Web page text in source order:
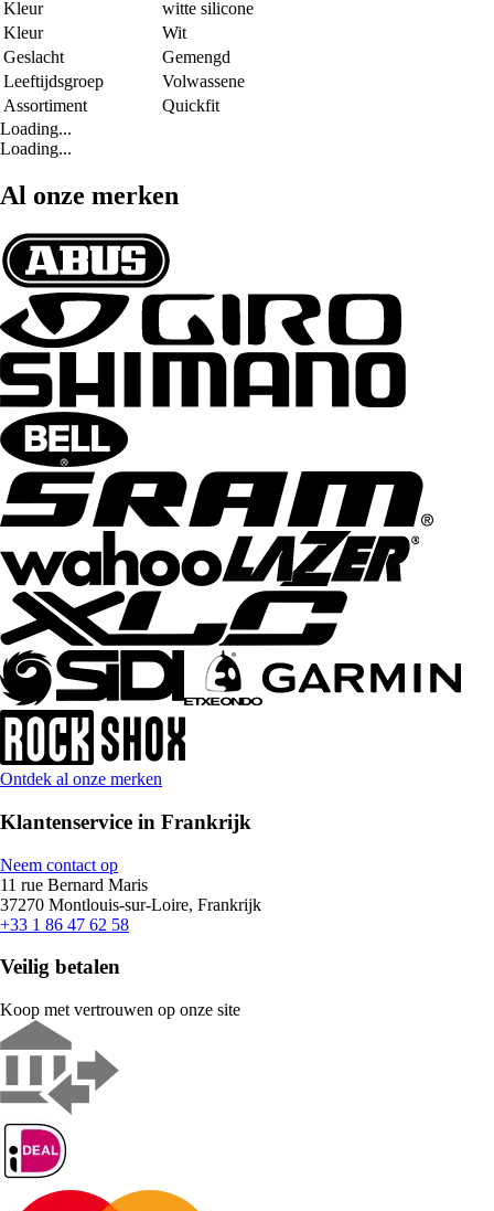
Kleur
witte silicone
Kleur
Wit
Geslacht
Gemengd
Leeftijdsgroep
Volwassene
Assortiment
Quickfit
Loading...
Loading...
Al onze merken
Ontdek al onze merken
Klantenservice in Frankrijk
Neem contact op
11 rue Bernard Maris
37270 Montlouis-sur-Loire, Frankrijk
+33 1 86 47 62 58
Veilig betalen
Koop met vertrouwen op onze site